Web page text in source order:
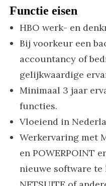
Functie eisen
HBO werk- en
Bij voorkeur een
accountancy of
gelijkwaardige
Minimaal 3 jaar
functies.
Vloeiend in
Werkervaring met
en POWERPOINT
nieuwe software te